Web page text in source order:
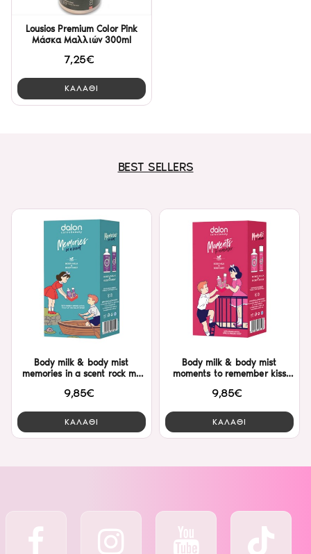
Lousios Premium Color Pink
Μάσκα Μαλλιών 300ml
7,25€
ΚΑΛΑΘΙ
BEST SELLERS
Body milk & body mist
memories in a scent rock me
9,85€
ΚΑΛΑΘΙ
Body milk & body mist
moments to remember kiss
9,85€
ΚΑΛΑΘΙ